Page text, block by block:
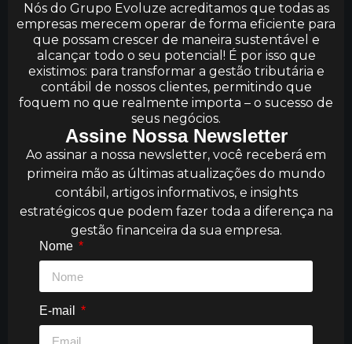
Nós do Grupo Evoluze acreditamos que todas as
empresas merecem operar de forma eficiente para
que possam crescer de maneira sustentável e
alcançar todo o seu potencial! É por isso que
existimos: para transformar a gestão tributária e
contábil de nossos clientes, permitindo que
foquem no que realmente importa – o sucesso de
seus negócios.
Assine Nossa Newsletter
Ao assinar a nossa newsletter, você receberá em
primeira mão as últimas atualizações do mundo
contábil, artigos informativos, e insights
estratégicos que podem fazer toda a diferença na
gestão financeira da sua empresa.​
Nome
E-mail